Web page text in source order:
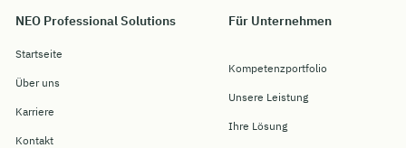
NEO Professional Solutions
Startseite
Über uns
Karriere
Kontakt
Für Unternehmen
Kompetenzportfolio
Unsere Leistung
Ihre Lösung